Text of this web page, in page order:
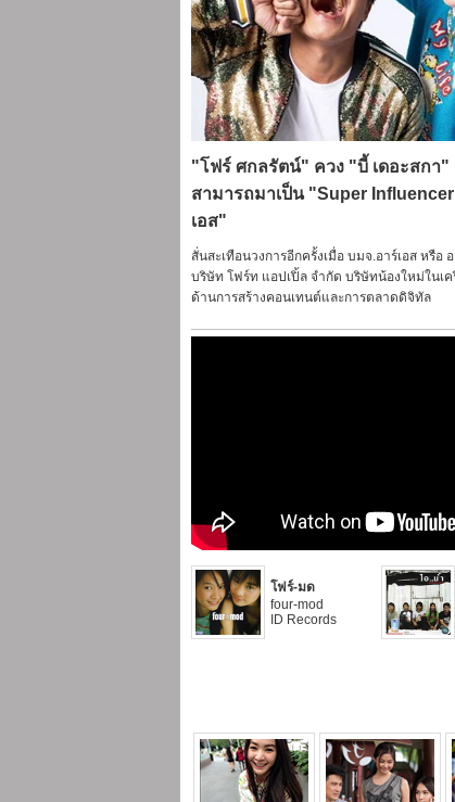
"โฟร์ ศกลรัตน์" ควง "บี้ เดอะสกา
สามารถมาเป็น "Super
เอส"
สั่นสะเทือนวงการอีกครั้งเมื่อ บมจ.อาร์เอส หรือ
บริษัท โฟร์ท แอปเปิ้ล จํากัด บริษัทน้องใหม่ในเ
ด้านการสร้างคอนเทนต์และการตลาดดิจิทัล
โฟร์-มด
four-mod
ID Records